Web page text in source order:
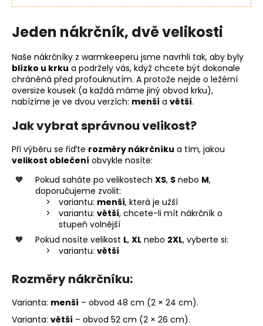
Jeden nákrčník, dvě velikosti
Naše nákrčníky z warmkeeperu jsme navrhli tak, aby byly
blízko u krku a podržely vás, když chcete být dokonale
chráněná před profouknutím. A protože nejde o ležérní
oversize kousek (a každá máme jiný obvod krku),
nabízíme je ve dvou verzích: menší a větší.
Jak vybrat správnou velikost?
Při výběru se řiďte rozměry nákrčníku a tím, jakou
velikost oblečení obvykle nosíte:
Pokud saháte po velikostech XS, S nebo M,
doporučujeme zvolit:
variantu: menší, která je užší
variantu: větší, chcete-li mít nákrčník o
stupeň volnější
Pokud nosíte velikost L, XL nebo 2XL, vyberte si:
variantu: větší
Rozměry nákrčníku:
Varianta: menší – obvod 48 cm (2 × 24 cm).
Varianta: větší – obvod 52 cm (2 × 26 cm).